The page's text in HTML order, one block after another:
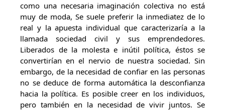
como una necesaria imaginación colectiva no está
muy de moda, Se suele preferir la inmediatez de lo
real y la apuesta individual que caracterizaría a la
llamada sociedad civil y sus emprendedores.
Liberados de la molesta e inútil política, éstos se
convertirían en el nervio de nuestra sociedad. Sin
embargo, de la necesidad de confiar en las personas
no se deduce de forma automática la desconfianza
hacia la política. Es posible creer en los individuos,
pero también en la necesidad de vivir juntos. Se